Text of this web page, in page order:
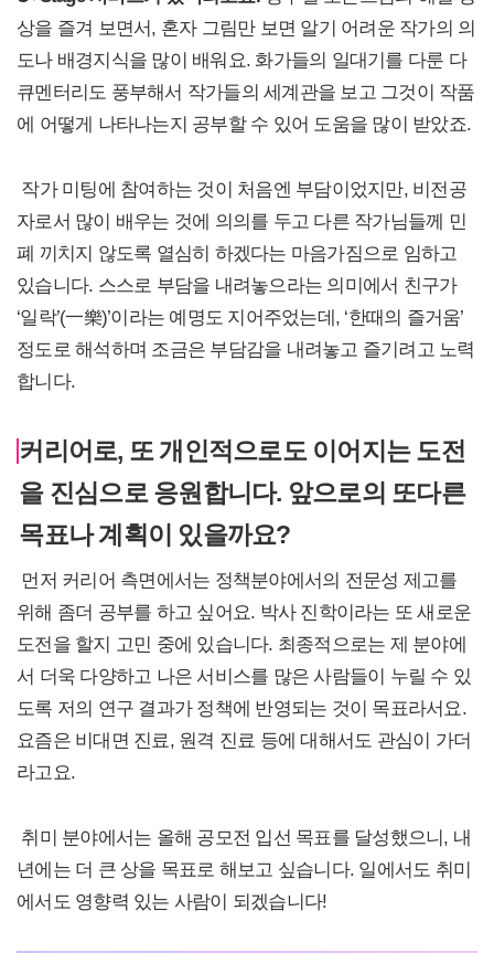
상을 즐겨 보면서, 혼자 그림만 보면 알기 어려운 작가의 의
도나 배경지식을 많이 배워요. 화가들의 일대기를 다룬 다
큐멘터리도 풍부해서 작가들의 세계관을 보고 그것이 작품
에 어떻게 나타나는지 공부할 수 있어 도움을 많이 받았죠.
작가 미팅에 참여하는 것이 처음엔 부담이었지만, 비전공
자로서 많이 배우는 것에 의의를 두고 다른 작가님들께 민
폐 끼치지 않도록 열심히 하겠다는 마음가짐으로 임하고
있습니다. 스스로 부담을 내려놓으라는 의미에서 친구가
‘일락’(一樂)’이라는 예명도 지어주었는데, ‘한때의 즐거움’
정도로 해석하며 조금은 부담감을 내려놓고 즐기려고 노력
합니다.
커리어로, 또 개인적으로도 이어지는 도전
을 진심으로 응원합니다. 앞으로의 또다른
목표나 계획이 있을까요?
먼저 커리어 측면에서는 정책분야에서의 전문성 제고를
위해 좀더 공부를 하고 싶어요. 박사 진학이라는 또 새로운
도전을 할지 고민 중에 있습니다. 최종적으로는 제 분야에
서 더욱 다양하고 나은 서비스를 많은 사람들이 누릴 수 있
도록 저의 연구 결과가 정책에 반영되는 것이 목표라서요.
요즘은 비대면 진료, 원격 진료 등에 대해서도 관심이 가더
라고요.
취미 분야에서는 올해 공모전 입선 목표를 달성했으니, 내
년에는 더 큰 상을 목표로 해보고 싶습니다. 일에서도 취미
에서도 영향력 있는 사람이 되겠습니다!